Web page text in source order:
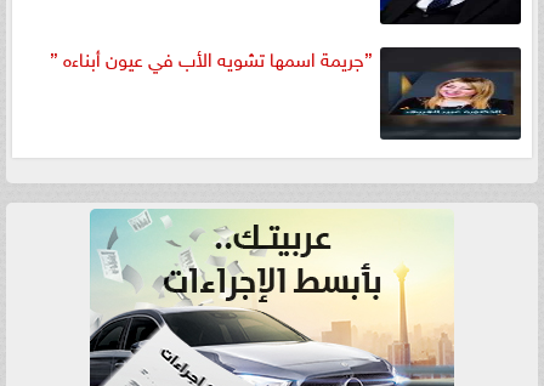
”جريمة اسمها تشويه الأب في عيون أبناءه ”